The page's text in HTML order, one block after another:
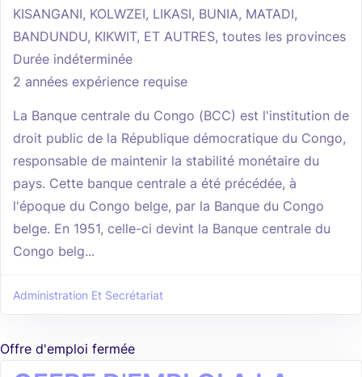
KISANGANI, KOLWZEI, LIKASI, BUNIA, MATADI,
BANDUNDU, KIKWIT, ET AUTRES, toutes les provinces
Durée indéterminée
2 années expérience requise
La Banque centrale du Congo (BCC) est l'institution de
droit public de la République démocratique du Congo,
responsable de maintenir la stabilité monétaire du
pays. Cette banque centrale a été précédée, à
l'époque du Congo belge, par la Banque du Congo
belge. En 1951, celle-ci devint la Banque centrale du
Congo belg...
Administration Et Secrétariat
Offre d'emploi fermée